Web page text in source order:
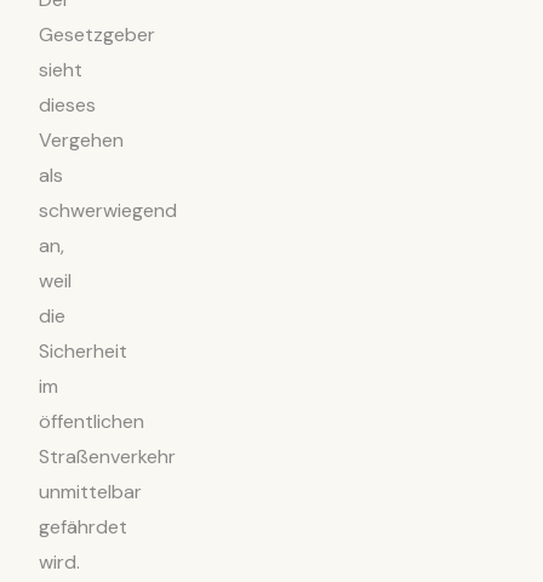
Gesetzgeber
sieht
dieses
Vergehen
als
schwerwiegend
an,
weil
die
Sicherheit
im
öffentlichen
Straßenverkehr
unmittelbar
gefährdet
wird.